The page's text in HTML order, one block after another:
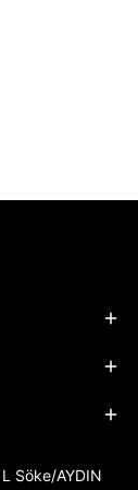
Söke/AYDIN